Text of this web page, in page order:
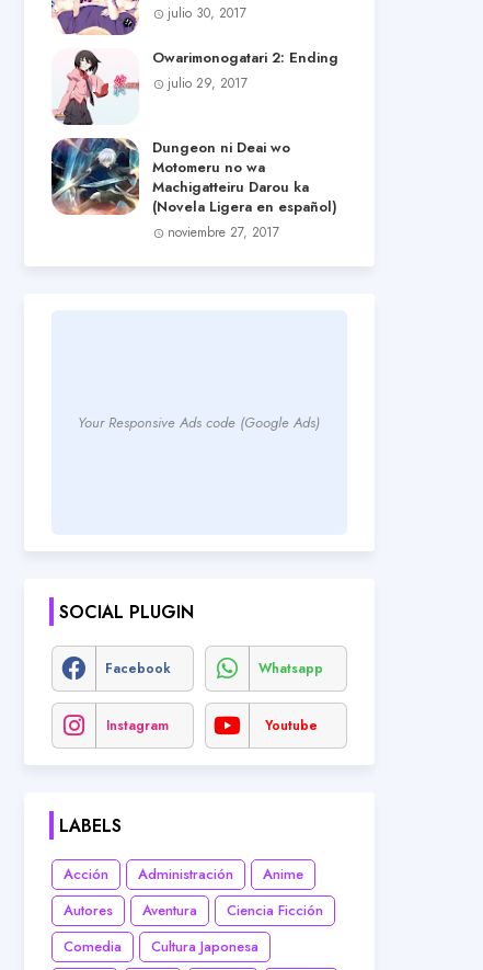
julio 30, 2017
Owarimonogatari 2: Ending
julio 29, 2017
Dungeon ni Deai wo
Motomeru no wa
Machigatteiru Darou ka
(Novela Ligera en español)
noviembre 27, 2017
Your Responsive Ads code (Google Ads)
SOCIAL PLUGIN
Facebook Whatsapp
Instagram Youtube
LABELS
Acción Administración
Anime
Autores
Aventura
Ciencia Ficción
Comedia
Cultura Japonesa